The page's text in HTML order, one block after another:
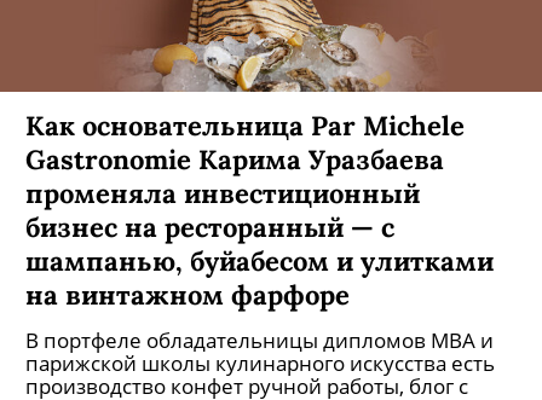
Как основательница Par Michele
Gastronomie Карима Уразбаева
променяла инвестиционный
бизнес на ресторанный — с
шампанью, буйабесом и улитками
на винтажном фарфоре
В портфеле обладательницы дипломов MBA и
парижской школы кулинарного искусства есть
производство конфет ручной работы, блог с